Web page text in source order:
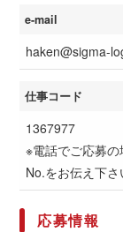
e-mail
haken@sigma-
仕事コード
1367977
※電話でご応募
No.をお伝え下さ
応募情報